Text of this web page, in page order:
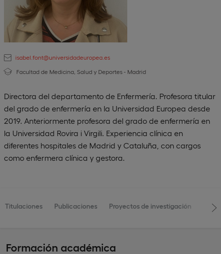
isabel.font@universidadeuropea.es
Facultad de Medicina, Salud y Deportes - Madrid
Directora del departamento de Enfermería. Profesora titular
del grado de enfermería en la Universidad Europea desde
2019. Anteriormente profesora del grado de enfermería en
la Universidad Rovira i Virgili. Experiencia clínica en
diferentes hospitales de Madrid y Cataluña, con cargos
como enfermera clínica y gestora.
Titulaciones Publicaciones Proyectos de investigación
Formación académica